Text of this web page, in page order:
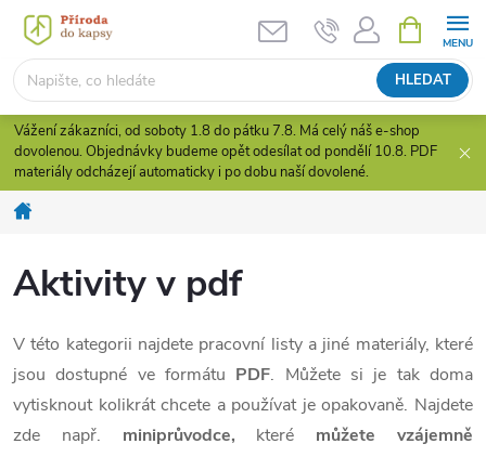
Přejít
obsah
HLEDAT
NÁKUPNÍ
KOŠÍK
Vážení zákazníci, od soboty 1.8 do pátku 7.8. Má celý náš e-shop
dovolenou. Objednávky budeme opět odesílat od pondělí 10.8. PDF
materiály odcházejí automaticky i po dobu naší dovolené.
Domů
Aktivity v pdf
V této kategorii najdete pracovní listy a jiné materiály, které
jsou dostupné ve formátu PDF. Můžete si je tak doma
vytisknout kolikrát chcete a používat je opakovaně. Najdete
zde např. miniprůvodce, které můžete vzájemně